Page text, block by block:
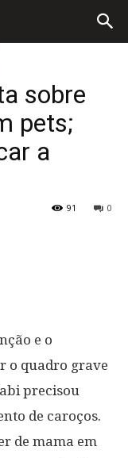
sobre
pets;
a
0
91
e o
o quadro grave
precisou
de caroços.
de mama em